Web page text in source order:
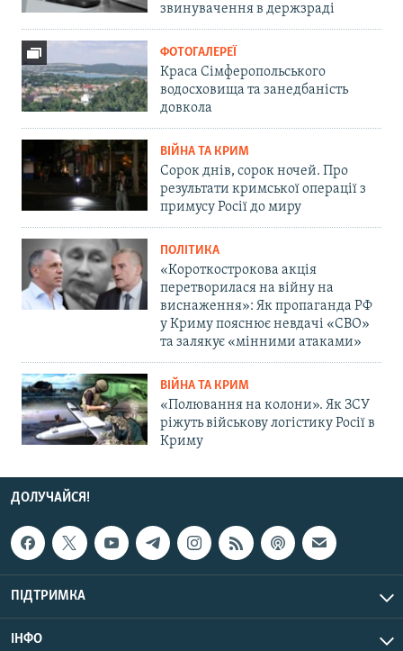
звинувачення в держзраді
ФОТОГАЛЕРЕЇ
Краса Сімферопольського
водосховища та занедбаність
довкола
ВІЙНА ТА КРИМ
Сорок днів, сорок ночей. Про
результати кримської операції з
примусу Росії до миру
ПОЛІТИКА
«Короткострокова акція
перетворилася на війну на
виснаження»: Як пропаганда РФ
у Криму пояснює невдачі «СВО»
та залякує «мінними атаками»
ВІЙНА ТА КРИМ
«Полювання на колони». Як ЗСУ
ріжуть військову логістику Росії в
Криму
ДОЛУЧАЙСЯ!
ПІДТРИМКА
ІНФО